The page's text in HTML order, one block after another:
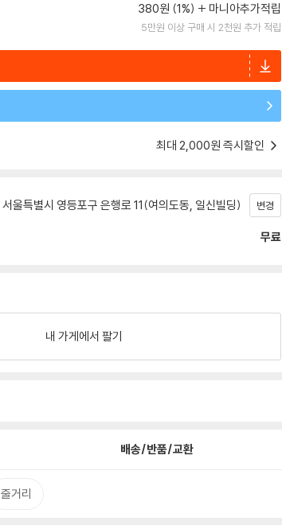
380원 (1%) 마니아추가적립
5만원 이상 구매 시 2천원 추가 적립
최대 2,000원 즉시할인
서울특별시 영등포구 은행로 11(여의도동, 일신빌딩) 변경
무료
내 가게에서 팔기
배송/반품/교환
줄거리